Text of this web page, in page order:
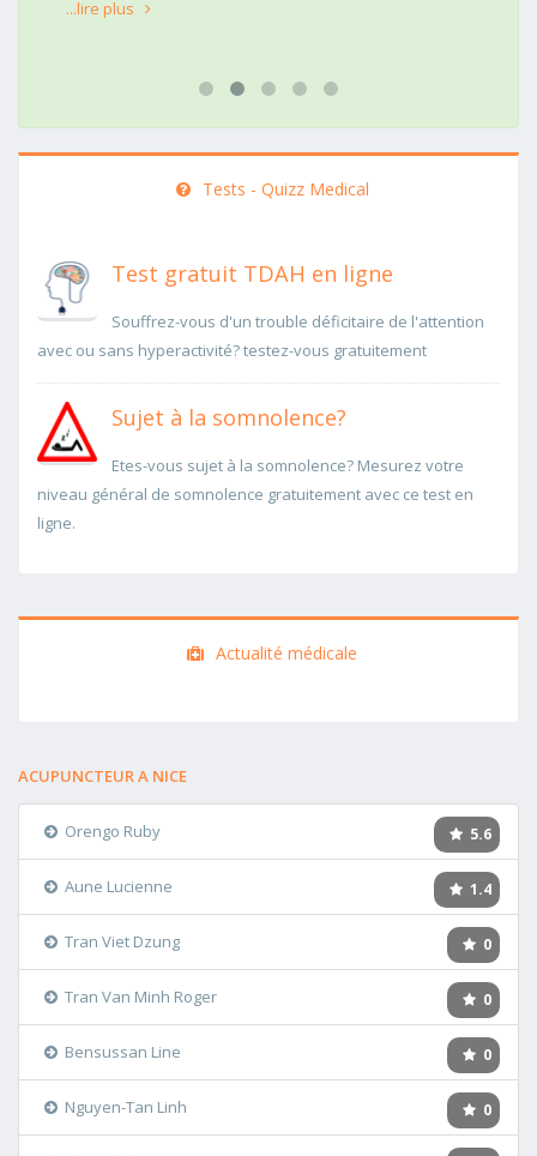
...lire plus
Tests - Quizz Medical
Test gratuit TDAH en ligne
Souffrez-vous d'un trouble déficitaire de l'attention
avec ou sans hyperactivité? testez-vous gratuitement
Sujet à la somnolence?
Etes-vous sujet à la somnolence? Mesurez votre
niveau général de somnolence gratuitement avec ce test en
ligne.
Actualité médicale
ACUPUNCTEUR A NICE
5.6
Orengo Ruby
1.4
Aune Lucienne
0
Tran Viet Dzung
0
Tran Van Minh Roger
0
Bensussan Line
0
Nguyen-Tan Linh